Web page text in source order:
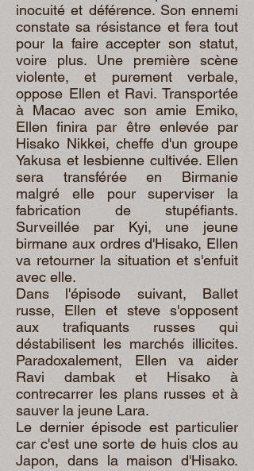
inocuité et déférence. Son ennemi
constate sa résistance et fera tout
pour la faire accepter son statut,
voire plus. Une première scène
violente, et purement verbale,
oppose Ellen et Ravi. Transportée
à Macao avec son amie Emiko,
Ellen finira par être enlevée par
Hisako Nikkei, cheffe d'un groupe
Yakusa et lesbienne cultivée. Ellen
sera transférée en Birmanie
malgré elle pour superviser la
fabrication de stupéfiants.
Surveillée par Kyi, une jeune
birmane aux ordres d'Hisako, Ellen
va retourner la situation et s'enfuit
avec elle.
Dans l'épisode suivant, Ballet
russe, Ellen et steve s'opposent
aux trafiquants russes qui
déstabilisent les marchés illicites.
Paradoxalement, Ellen va aider
Ravi dambak et Hisako à
contrecarrer les plans russes et à
sauver la jeune Lara.
Le dernier épisode est particulier
car c'est une sorte de huis clos au
Japon, dans la maison d'Hisako.